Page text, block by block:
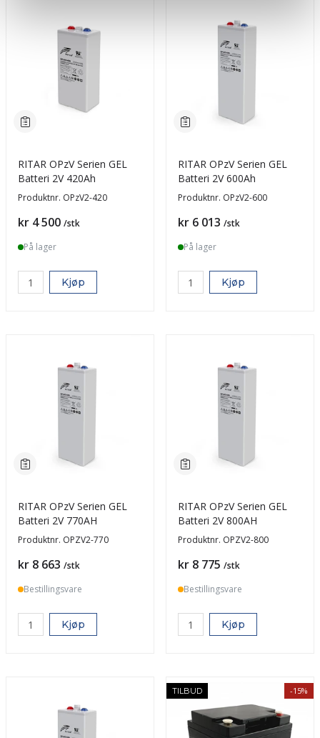
RITAR OPzV Serien GEL
Batteri 2V 420Ah
Produktnr. OPzV2-420
Pris
kr 4 500 /stk
På lager
Kjøp
RITAR OPzV Serien GEL
Batteri 2V 600Ah
Produktnr. OPzV2-600
Pris
kr 6 013 /stk
På lager
Kjøp
RITAR OPzV Serien GEL
Batteri 2V 770AH
Produktnr. OPZV2-770
Pris
kr 8 663 /stk
Bestillingsvare
Kjøp
RITAR OPzV Serien GEL
Batteri 2V 800AH
Produktnr. OPZV2-800
Pris
kr 8 775 /stk
Bestillingsvare
Kjøp
TILBUD -15%